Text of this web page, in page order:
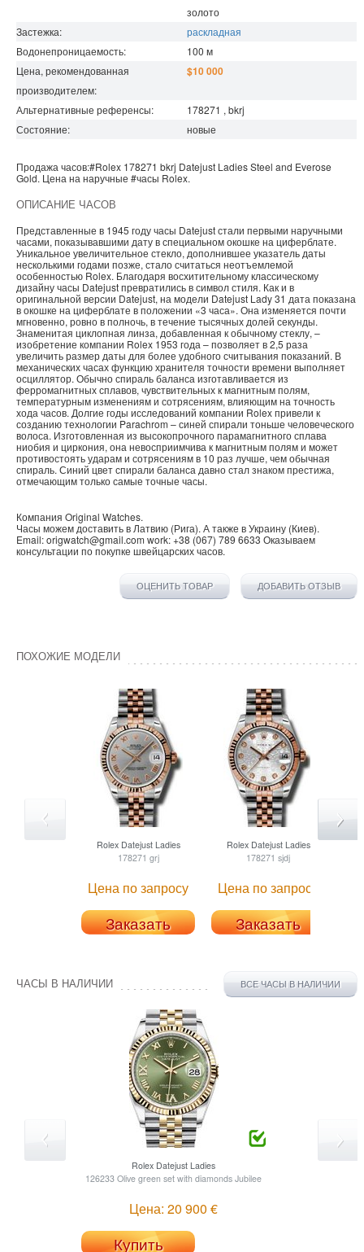
золото
Застежка:
раскладная
Водонепроницаемость: 100 м
Цена, рекомендованная
производителем:
$10 000
Альтернативные референсы:
178271 , bkrj
Состояние:
новые
Продажа часов:#Rolex 178271 bkrj Datejust LadiesSteel and Everose
Gold. Цена на наручные #часы Rolex.
ОПИСАНИЕ ЧАСОВ
Представленные в 1945 году часы Datejust стали первыми наручными
часами, показывавшими дату в специальном окошке на циферблате.
Уникальное увеличительное стекло, дополнившее указатель даты
несколькими годами позже, стало считаться неотъемлемой
особенностью Rolex. Благодаря восхитительному классическому
дизайну часы Datejust превратились в символ стиля. Как и в
оригинальной версии Datejust, на модели Datejust Lady 31 дата показана
в окошке на циферблате в положении «3 часа». Она изменяется почти
мгновенно, ровно в полночь, в течение тысячных долей секунды.
Знаменитая циклопная линза, добавленная к обычному стеклу, –
изобретение компании Rolex 1953 года – позволяет в 2,5 раза
увеличить размер даты для более удобного считывания показаний. В
механических часах функцию хранителя точности времени выполняет
осциллятор. Обычно спираль баланса изготавливается из
ферромагнитных сплавов, чувствительных к магнитным полям,
температурным изменениям и сотрясениям, влияющим на точность
хода часов. Долгие годы исследований компании Rolex привели к
созданию технологии Parachrom – синей спирали тоньше человеческого
волоса. Изготовленная из высокопрочного парамагнитного сплава
ниобия и циркония, она невосприимчива к магнитным полям и может
противостоять ударам и сотрясениям в 10 раз лучше, чем обычная
спираль. Синий цвет спирали баланса давно стал знаком престижа,
отмечающим только самые точные часы.
Компания Original Watches.
Часы можем доставить в Латвию (Рига). А также вУкраину (Киев).
Email:origwatch@gmail.com work:+38 (067) 789 6633 Оказываем
консультации по покупке швейцарских часов.
ОЦЕНИТЬ ТОВАР ДОБАВИТЬ ОТЗЫВ
ПОХОЖИЕ МОДЕЛИ
RolexDatejust Ladies
178271 grj
Цена по запросу
Заказать
RolexDatejust Ladies
178271 sjdj
Цена по запросу
Заказать
ЧАСЫ В НАЛИЧИИ ВСЕ ЧАСЫ В НАЛИЧИИ
Rolex Datejust Ladies
126233 Olive green set with diamonds Jubilee
Цена: 20 900 €
Купить